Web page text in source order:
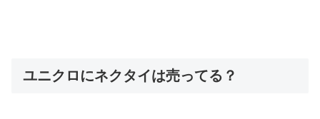
ユニクロにネクタイは売ってる？